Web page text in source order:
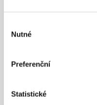
souhlasu
Nutné
Preferenční
Statistické